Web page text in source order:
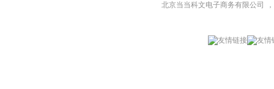
北京当当科文电子商务有限公司